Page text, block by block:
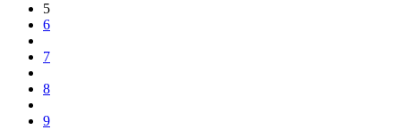
5
6
7
8
9